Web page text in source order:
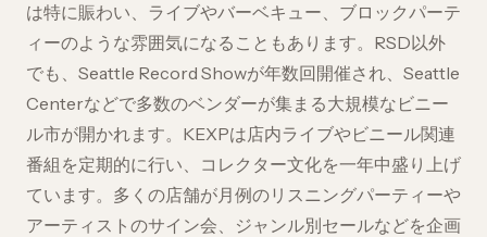
は特に賑わい、ライブやバーベキュー、ブロックパーテ
ィーのような雰囲気になることもあります。RSD以外
でも、Seattle Record Showが年数回開催され、Seattle
Centerなどで多数のベンダーが集まる大規模なビニー
ル市が開かれます。KEXPは店内ライブやビニール関連
番組を定期的に行い、コレクター文化を一年中盛り上げ
ています。多くの店舗が月例のリスニングパーティーや
アーティストのサイン会、ジャンル別セールなどを企画